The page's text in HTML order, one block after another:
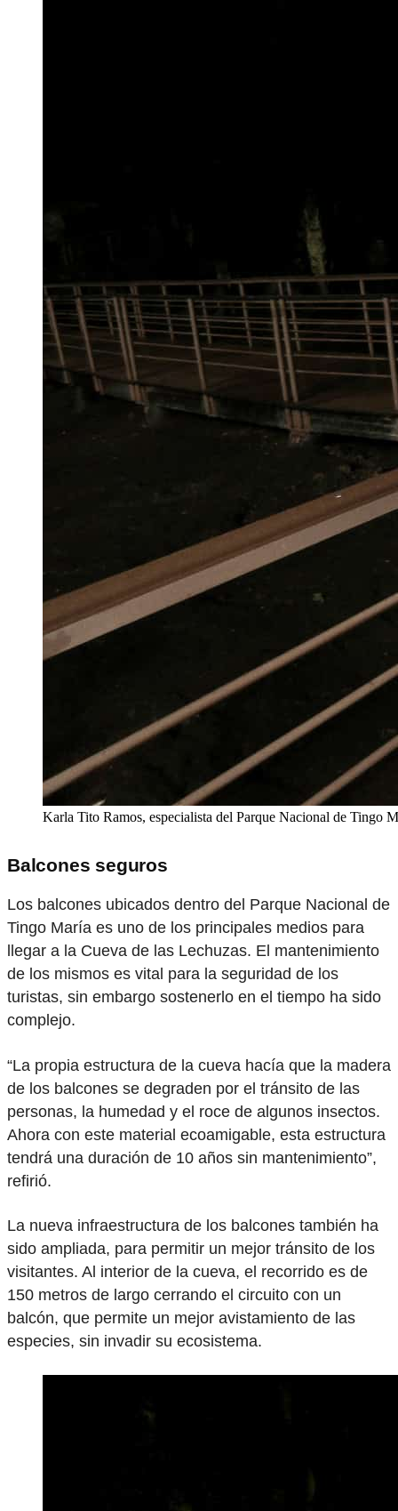
Karla Tito Ramos, especialista del Parque Nacional de Tingo
Balcones seguros
Los balcones ubicados dentro del Parque Nacional de
Tingo María es uno de los principales medios para
llegar a la Cueva de las Lechuzas. El mantenimiento
de los mismos es vital para la seguridad de los
turistas, sin embargo sostenerlo en el tiempo ha sido
complejo.
“La propia estructura de la cueva hacía que la madera
de los balcones se degraden por el tránsito de las
personas, la humedad y el roce de algunos insectos.
Ahora con este material ecoamigable, esta estructura
tendrá una duración de 10 años sin mantenimiento”,
refirió.
La nueva infraestructura de los balcones también ha
sido ampliada, para permitir un mejor tránsito de los
visitantes. Al interior de la cueva, el recorrido es de
150 metros de largo cerrando el circuito con un
balcón, que permite un mejor avistamiento de las
especies, sin invadir su ecosistema.